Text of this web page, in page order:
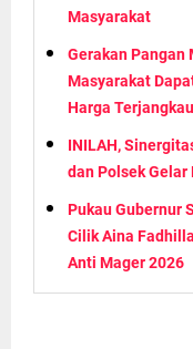
Masyarakat
Gerakan Pangan
Masyarakat
Harga Terjangkau
INILAH,
dan Polsek
Pukau Gubernur
Cilik Aina
Anti Mager 2026